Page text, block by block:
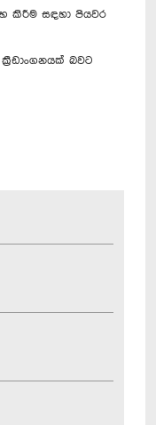
කිරීම සඳහා පියවර
බවට